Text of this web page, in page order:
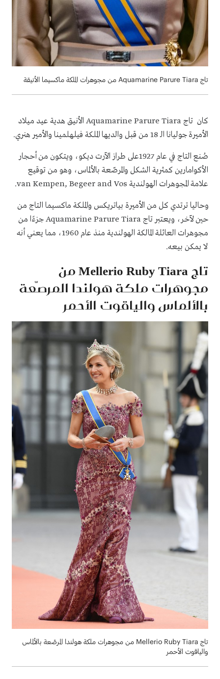
تاج Aquamarine Parure Tiara من مجوهرات الملكة ماكسيما الأنيقة
كان تاج Aquamarine Parure Tiara الأنيق هدية عيد ميلاد
الأميرة جوليانا الـ 18 من قبل والديها الملكة فيلهلمينا والأمير هنري.
صُنع التاج في عام 1927على طراز الآرت ديكو، ويتكون من أحجار
الأكوامارين كمثرية الشكل والمرصّعة بالألماس، وهو من توقيع
علامة المجوهرات الهولندية van Kempen, Begeer and Vos.
وحاليا ترتدي كل من الأميرة بياتريكس والملكة ماكسيما التاج من
حين لآخر، ويعتبر تاج Aquamarine Parure Tiara جزءًا من
مجوهرات العائلة المالكة الهولندية منذ عام 1960، مما يعني أنه
لا يمكن بيعه.
تاج Mellerio Ruby Tiara من
مجوهرات ملكة هولندا المرصّعة
بالألماس والياقوت الأحمر
تاج Mellerio Ruby Tiara من مجوهرات ملكة هولندا المرصّعة بالألماس
والياقوت الأحمر